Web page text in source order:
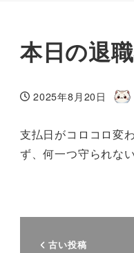
本日の退
投稿日
2025年8月20日
著
支払日がコロコロ変
ず、何一つ守られな
古い投稿